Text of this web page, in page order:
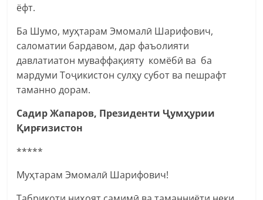
ёфт.
Ба Шумо, муҳтарам Эмомалӣ Шарифович,
саломатии бардавом, дар фаъолияти
давлатиатон муваффақияту комёбӣ ва ба
мардуми Тоҷикистон сулҳу субот ва пешрафт
таманно дорам.
Садир Жапаров, Президенти Ҷумҳурии
Қирғизистон
*****
Муҳтарам Эмомалӣ Шарифович!